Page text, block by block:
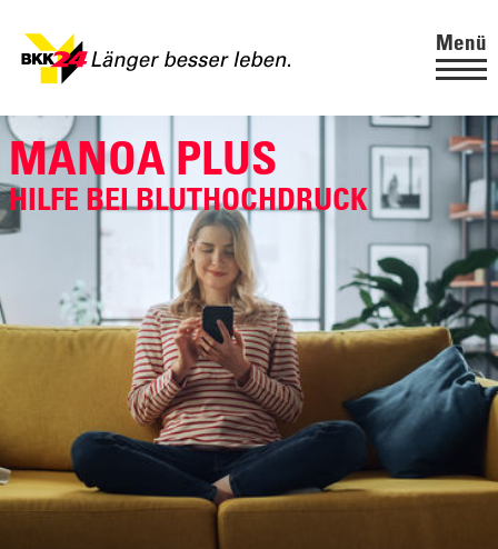
Menü
MANOA PLUS
HILFE BEI BLUTHOCHDRUCK